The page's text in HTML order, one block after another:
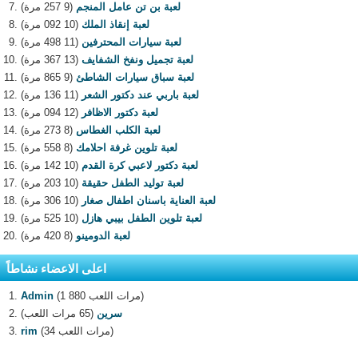
لعبة بن تن عامل المنجم (9 257 مرة)
لعبة إنقاذ الملك (10 092 مرة)
لعبة سيارات المحترفين (11 498 مرة)
لعبة تجميل ونفخ الشفايف (13 367 مرة)
لعبة سباق سيارات الشاطئ (9 865 مرة)
لعبة باربي عند دكتور الشعر (11 136 مرة)
لعبة دكتور الاظافر (12 094 مرة)
لعبة الكلب الغطاس (8 273 مرة)
لعبة تلوين غرفة احلامك (8 558 مرة)
لعبة دكتور لاعبي كرة القدم (10 142 مرة)
لعبة توليد الطفل حقيقة (10 203 مرة)
لعبة العناية باسنان اطفال صغار (10 306 مرة)
لعبة تلوين الطفل بيبي هازل (10 525 مرة)
لعبة الدومينو (8 420 مرة)
اعلى الاعضاء نشاطاً
Admin
(1 880 مرات اللعب)
سرين (65 مرات اللعب)
rim
(34 مرات اللعب)